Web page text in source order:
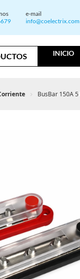
e-mail
info@coelectrix.com
INICIO
BusBar 150A